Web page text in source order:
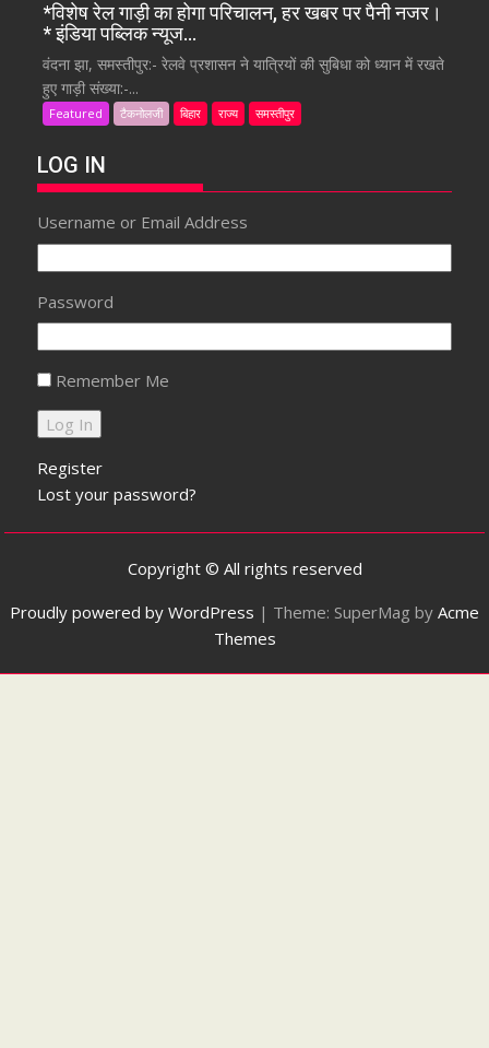
*विशेष रेल गाड़ी का होगा परिचालन, हर खबर पर पैनी नजर।
* इंडिया पब्लिक न्यूज…
वंदना झा, समस्तीपुर:- रेलवे प्रशासन ने यात्रियों की सुबिधा को ध्यान में रखते
हुए गाड़ी संख्या:-...
Featured टैकनोलजी बिहार राज्य समस्तीपुर
LOG IN
Username or Email Address
Password
Remember Me
Register
Lost your password?
Copyright © All rights reserved
Proudly powered by WordPress | Theme: SuperMag by Acme
Themes